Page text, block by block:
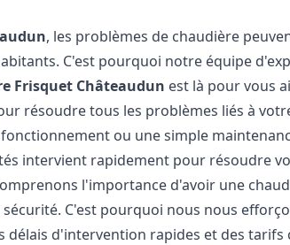
, les problèmes de chaudière
C'est pourquoi notre équipe
Frisquet Châteaudun est là pour vous
résoudre tous les problèmes liés à
ou une simple
intervient rapidement pour résoudre
l'importance d'avoir une
C'est pourquoi nous nous
délais d'intervention rapides et des tarifs